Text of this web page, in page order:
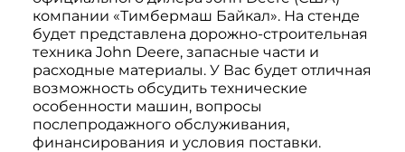
компании «Тимбермаш Байкал». На стенде
будет представлена дорожно-строительная
техника John Deere, запасные части и
расходные материалы. У Вас будет отличная
возможность обсудить технические
особенности машин, вопросы
послепродажного обслуживания,
финансирования и условия поставки.